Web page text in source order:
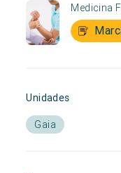
Medicina
Unidades
Gaia